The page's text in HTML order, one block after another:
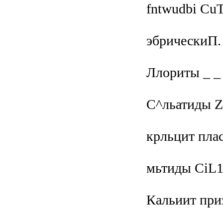
fntwudbi
Ллориты _ _
С^льатиды
крльцит
мьтиды
Кальиит